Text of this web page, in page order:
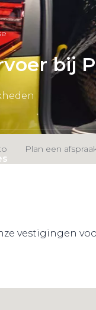
bij
Plan een
vestigingen